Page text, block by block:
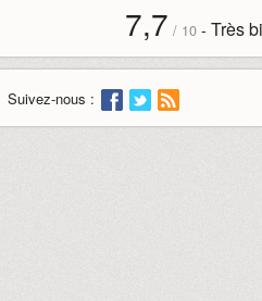
7,7 / 10- Très
Suivez-nous :